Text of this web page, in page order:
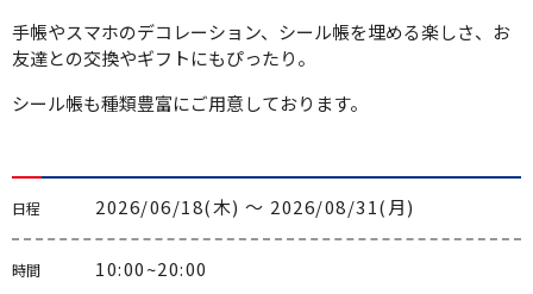
手帳やスマホのデコレーション、シール帳を埋める楽しさ、お
友達との交換やギフトにもぴったり。
シール帳も種類豊富にご用意しております。
日程 2026/06/18(木) 〜 2026/08/31(月)
時間 10:00~20:00